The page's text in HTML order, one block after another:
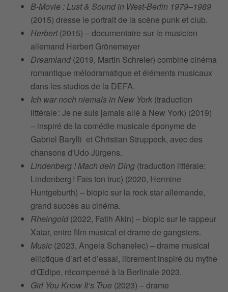
B-Movie : Lust & Sound in West-Berlin 1979–1989
(2015) dresse le portrait de la scène punk et club.
Herbert(2015) – documentaire sur le musicien
allemand Herbert Grönemeyer
Dreamland(2019, Martin Schreier) combine cinéma
romantique mélodramatique et éléments musicaux
dans les studios de la DEFA.
Ich war noch niemals in New York (traduction
littérale : Je ne suis jamais allé à New York) (2019)
– inspiré de la comédie musicale éponyme de
Gabriel Barylli et Christian Struppeck, avec des
chansons d'Udo Jürgens.
Lindenberg ! Mach dein Ding (traduction littérale:
Lindenberg ! Fais ton truc) (2020, Hermine
Huntgeburth) – biopic sur la rock star allemande,
grand succès au cinéma.
Rheingold(2022, Fatih Akin) – biopic sur le rappeur
Xatar, entre film musical et drame de gangsters.
Music (2023, Angela Schanelec) – drame musical
elliptique d’art et d’essai, librement inspiré du mythe
d'Œdipe, récompensé à la Berlinale 2023.
Girl You Know It’s True (2023) – drame